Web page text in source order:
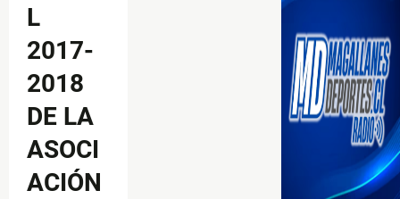
L
2017-
2018
DE LA
ASOCI
ACIÓN